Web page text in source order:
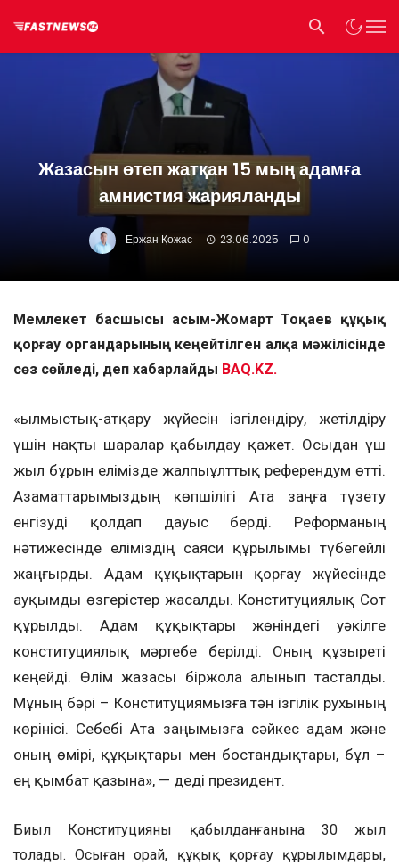
Жазасын өтеп жатқан 15 мың адамға
амнистия жарияланды
Ержан Қожас 23.06.2025 0
Мемлекет басшысы Қасым-Жомарт Тоқаев құқық
қорғау органдарының кеңейтілген алқа мәжілісінде
сөз сөйледі, деп хабарлайды BAQ.KZ.
«Қылмыстық-атқару жүйесін ізгілендіру, жетілдіру
үшін нақты шаралар қабылдау қажет. Осыдан үш
жыл бұрын елімізде жалпыұлттық референдум өтті.
Азаматтарымыздың көпшілігі Ата заңға түзету
енгізуді қолдап дауыс берді. Реформаның
нәтижесінде еліміздің саяси құрылымы түбегейлі
жаңғырды. Адам құқықтарын қорғау жүйесінде
ауқымды өзгерістер жасалды. Конституциялық Сот
құрылды. Адам құқықтары жөніндегі уәкілге
конституциялық мәртебе берілді. Оның құзыреті
кеңейді. Өлім жазасы біржола алынып тасталды.
Мұның бәрі – Конституциямызға тән ізгілік рухының
көрінісі. Себебі Ата заңымызға сәйкес адам және
оның өмірі, құқықтары мен бостандықтары, бұл –
ең қымбат қазына», — деді президент.
Биыл Конституцияның қабылданғанына 30 жыл
толады. Осыған орай, құқық қорғау құрылымдары,